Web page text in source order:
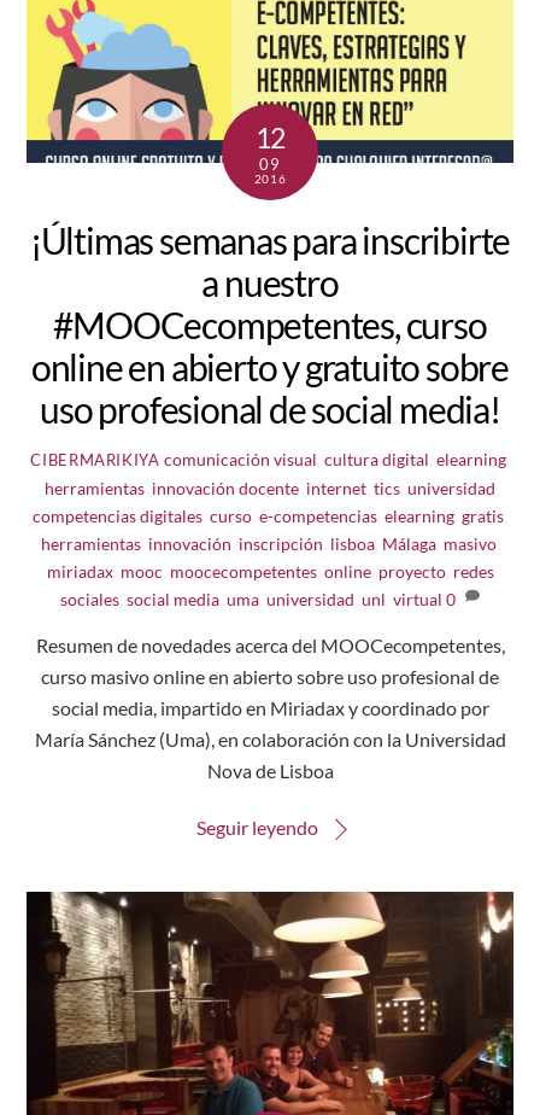
12
09
2016
¡Últimas semanas para inscribirte
a nuestro
#MOOCecompetentes, curso
online en abierto y gratuito sobre
uso profesional de social media!
CIBERMARIKIYA comunicación visual cultura digital elearning,
herramientas innovación docente internet tics universidad
competencias digitales curso e-competencias elearning gratis
herramientas, innovación inscripción lisboa, Málaga, masivo,
miriadax, mooc moocecompetentes, online, proyecto, redes
sociales ,social media ,uma ,universidad ,unl ,virtual 0
Resumen de novedades acerca del MOOCecompetentes,
curso masivo online en abierto sobre uso profesional de
social media, impartido en Miriadax y coordinado por
María Sánchez (Uma), en colaboración con la Universidad
Nova de Lisboa
Seguir leyendo